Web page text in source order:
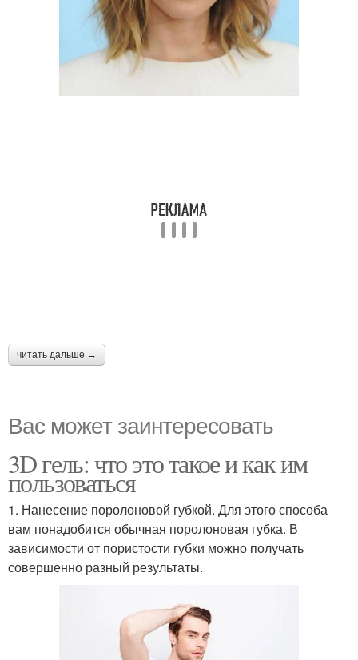
читать дальше →
Вас может заинтересовать
3D гель: что это такое и как им
пользоваться
1. Нанесение поролоновой губкой. Для этого способа
вам понадобится обычная поролоновая губка. В
зависимости от пористости губки можно получать
совершенно разный результаты.